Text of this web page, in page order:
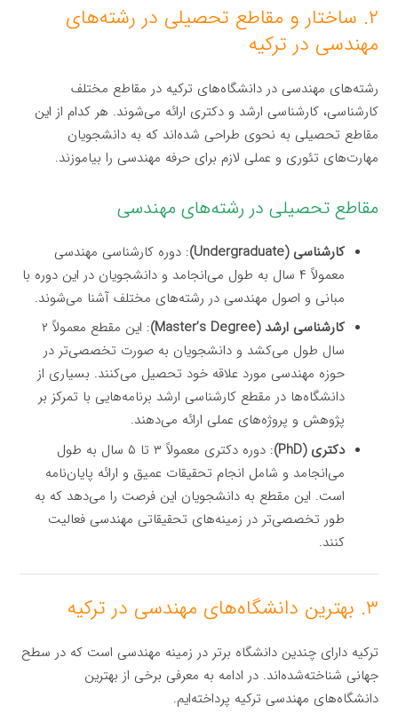
۲. ساختار و مقاطع تحصیلی در رشته‌های
مهندسی در ترکیه
رشته‌های مهندسی در دانشگاه‌های ترکیه در مقاطع مختلف
کارشناسی، کارشناسی ارشد و دکتری ارائه می‌شوند. هر کدام از این
مقاطع تحصیلی به نحوی طراحی شده‌اند که به دانشجویان
مهارت‌های تئوری و عملی لازم برای حرفه مهندسی را بیاموزند.
مقاطع تحصیلی در رشته‌های مهندسی
کارشناسی (Undergraduate)
: دوره کارشناسی مهندسی
معمولاً ۴ سال به طول می‌انجامد و دانشجویان در این دوره با
مبانی و اصول مهندسی در رشته‌های مختلف آشنا می‌شوند.
کارشناسی ارشد (Master’s Degree)
: این مقطع معمولاً ۲
سال طول می‌کشد و دانشجویان به صورت تخصصی‌تر در
حوزه مهندسی مورد علاقه خود تحصیل می‌کنند. بسیاری از
دانشگاه‌ها در مقطع کارشناسی ارشد برنامه‌هایی با تمرکز بر
پژوهش و پروژه‌های عملی ارائه می‌دهند.
دکتری (PhD)
: دوره دکتری معمولاً ۳ تا ۵ سال به طول
می‌انجامد و شامل انجام تحقیقات عمیق و ارائه پایان‌نامه
است. این مقطع به دانشجویان این فرصت را می‌دهد که به
طور تخصصی‌تر در زمینه‌های تحقیقاتی مهندسی فعالیت
کنند.
۳. بهترین دانشگاه‌های مهندسی در ترکیه
ترکیه دارای چندین دانشگاه برتر در زمینه مهندسی است که در سطح
جهانی شناخته‌شده‌اند. در ادامه به معرفی برخی از بهترین
دانشگاه‌های مهندسی ترکیه پرداخته‌ایم.